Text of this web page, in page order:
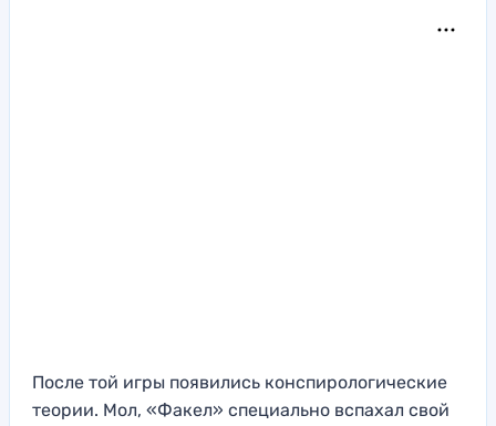
После той игры появились конспирологические
теории. Мол, «Факел» специально вспахал свой